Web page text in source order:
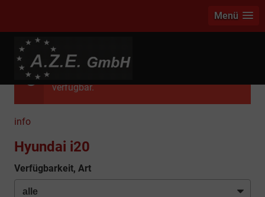
Menü
verfügbar.
info
Hyundai i20
Verfügbarkeit, Art